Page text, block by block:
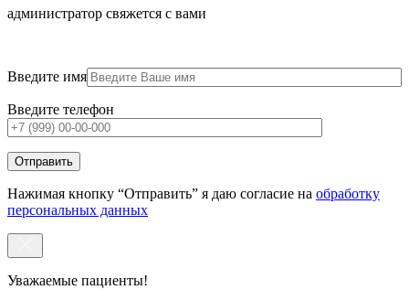
администратор свяжется с вами
Введите имя
Введите телефон
Нажимая кнопку “Отправить” я даю согласие на обработку
персональных данных
Уважаемые пациенты!